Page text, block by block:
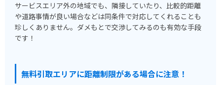
サービスエリア外の地域でも、隣接していたり、比較的距離
や道路事情が良い場合などは同条件で対応してくれることも
珍しくありません。ダメもとで交渉してみるのも有効な手段
です！
無料引取エリアに距離制限がある場合に注意！